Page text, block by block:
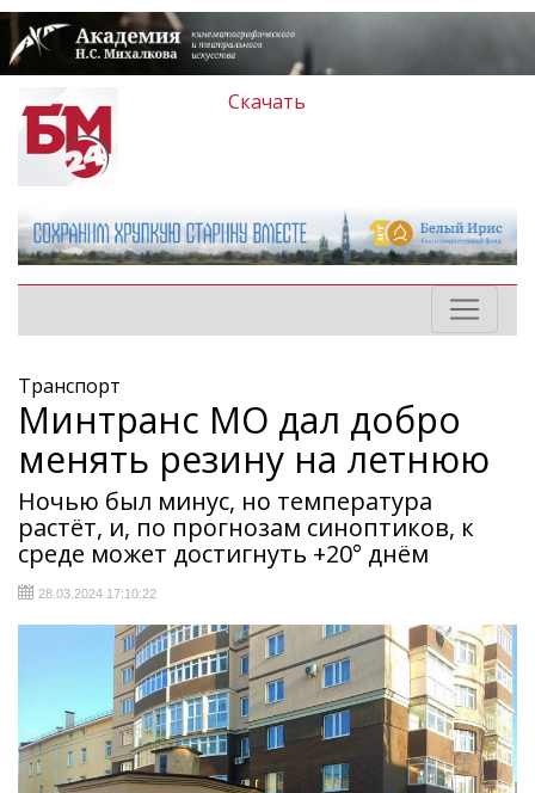
Скачать
Транспорт
Минтранс МО дал добро
менять резину на летнюю
Ночью был минус, но температура
растёт, и, по прогнозам синоптиков, к
среде может достигнуть +20° днём
28.03.2024 17:10:22